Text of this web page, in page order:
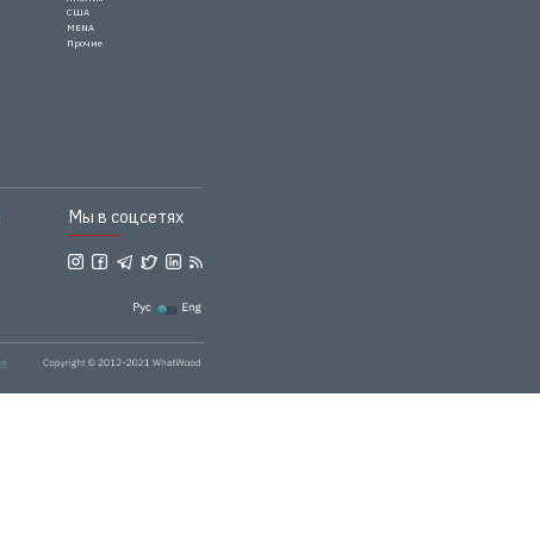
Мы в соцсетях
США
MENA
Прочие